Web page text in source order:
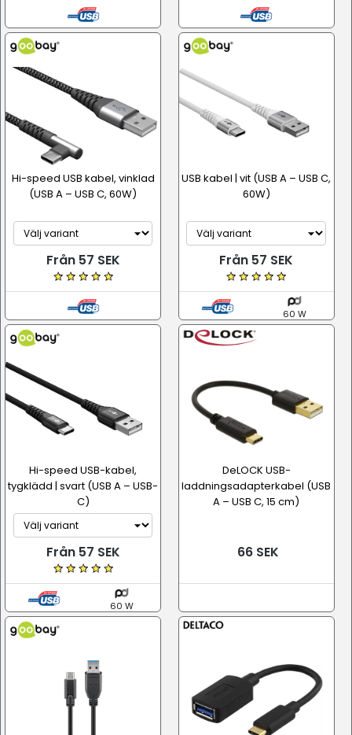
Hi-speed USB kabel, vinklad
(USB A – USB C, 60W)
Från 57 SEK
USB kabel | vit (USB A – USB C,
60W)
Från 57 SEK
60 W
Hi-speed USB-kabel,
tygklädd | svart (USB A – USB-
C)
Från 57 SEK
60 W
DeLOCK USB-
laddningsadapterkabel (USB
A – USB C, 15 cm)
66 SEK